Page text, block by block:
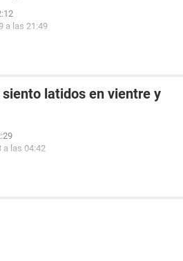
a las 21:49
siento latidos en vientre y
a las 04:42